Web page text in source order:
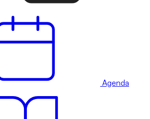
Agenda